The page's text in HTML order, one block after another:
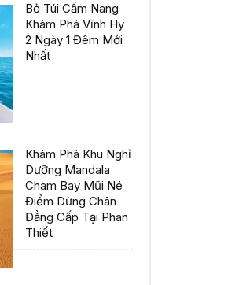
Bỏ Túi Cẩm Nang
Khám Phá Vĩnh Hy
2 Ngày 1 Đêm Mới
Nhất
Khám Phá Khu Nghỉ
Dưỡng Mandala
Cham Bay Mũi Né
Điểm Dừng Chân
Đẳng Cấp Tại Phan
Thiết